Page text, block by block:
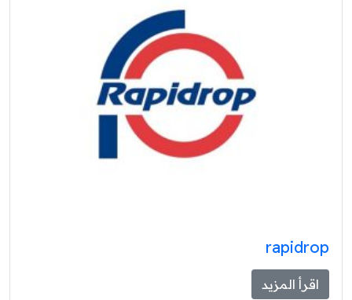
rapidrop
اقرأ المزيد